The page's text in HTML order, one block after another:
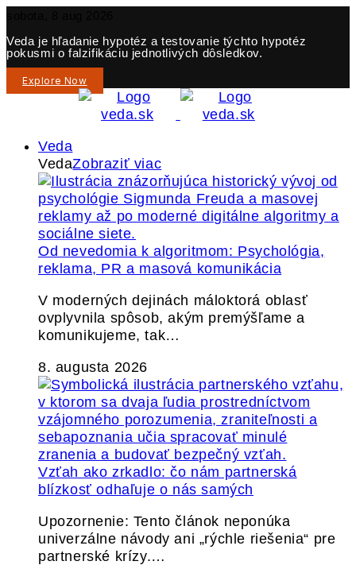
Veda je hľadanie hypotéz a testovanie týchto hypotéz
pokusmi o falzifikáciu jednotlivých dôsledkov.
Explore Now
Veda
VedaZobraziť viac
Od nevedomia k algoritmom: Psychológia,
reklama, PR a masová komunikácia
V moderných dejinách máloktorá oblasť
ovplyvnila spôsob, akým premýšľame a
komunikujeme, tak…
8. augusta 2026
Vzťah ako zrkadlo: čo nám partnerská
blízkosť odhaľuje o nás samých
Upozornenie: Tento článok neponúka
univerzálne návody ani „rýchle riešenia“ pre
partnerské krízy.…